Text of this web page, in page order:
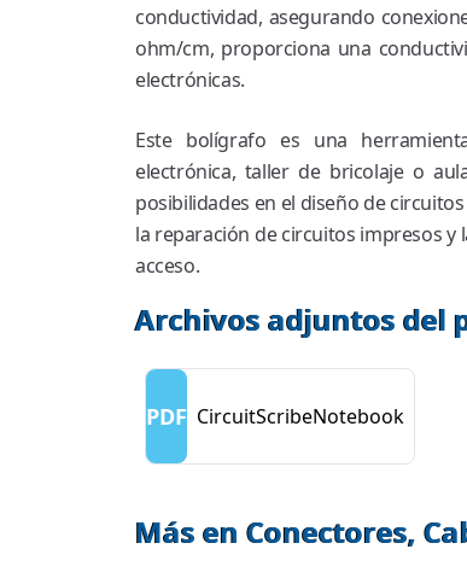
conductividad, asegurando
ohm/cm, proporciona una
electrónicas.
Este bolígrafo es una
electrónica, taller de bricolaje o
posibilidades en el diseño de
la reparación de circuitos impresos
acceso.
Archivos adjuntos del
PDF CircuitScribeNotebook
Más en Conectores,